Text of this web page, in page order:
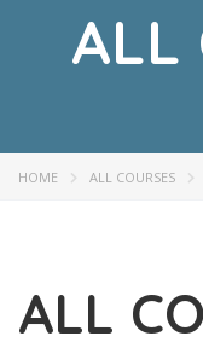
ALL
HOME ALL COURSES
ALL